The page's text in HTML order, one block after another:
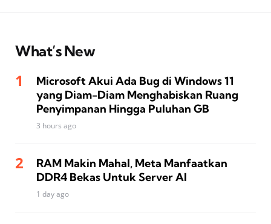
What’s New
Microsoft Akui Ada Bug di Windows 11
yang Diam-Diam Menghabiskan Ruang
Penyimpanan Hingga Puluhan GB
3 hours ago
RAM Makin Mahal, Meta Manfaatkan
DDR4 Bekas Untuk Server AI
1 day ago